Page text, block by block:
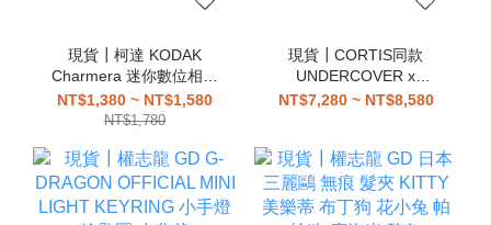
現貨┃柯達 KODAK
Charmera 迷你數位相機
鑰匙圈 盲盒
NT$1,380 ~ NT$1,580
NT$1,780
現貨┃CORTIS同款
UNDERCOVER x
Medicom Toy
NT$7,280 ~ NT$8,580